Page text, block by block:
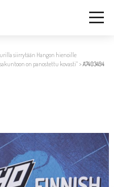
siirrytään Hangon hienoille
on panostettu kovasti” >A7403494